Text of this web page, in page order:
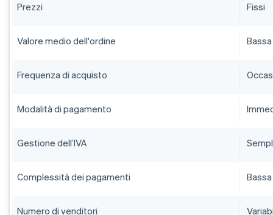
Prezzi Fissi
Valore medio dell'ordine Bassa
Frequenza di acquisto
Modalità di pagamento
Gestione dell’IVA
Complessità dei pagamenti Bassa
Numero di venditori